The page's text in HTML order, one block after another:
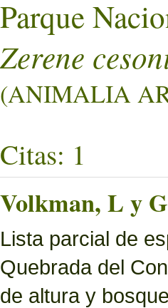
Parque
Zerene
(ANIMALIA
Citas: 1
Volkman, L y
Lista parcial de
Quebrada del
de altura y